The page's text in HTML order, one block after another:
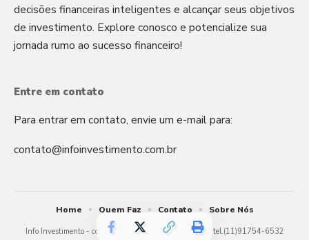
decisões financeiras inteligentes e alcançar seus objetivos
de investimento. Explore conosco e potencialize sua
jornada rumo ao sucesso financeiro!
Entre em contato
Para entrar em contato, envie um e-mail para:
contato@infoinvestimento.com.br
Info Investimento - contato@infoinvestimento.com.br - tel.(11)91754-6532
Home Quem Faz Contato Sobre Nós